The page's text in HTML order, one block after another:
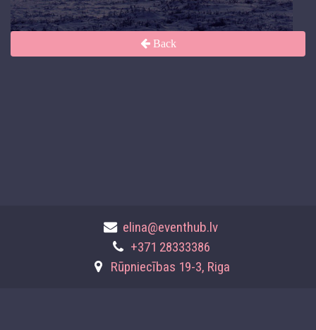
Back
elina@eventhub.lv
+371 28333386
Rūpniecības 19-3, Riga